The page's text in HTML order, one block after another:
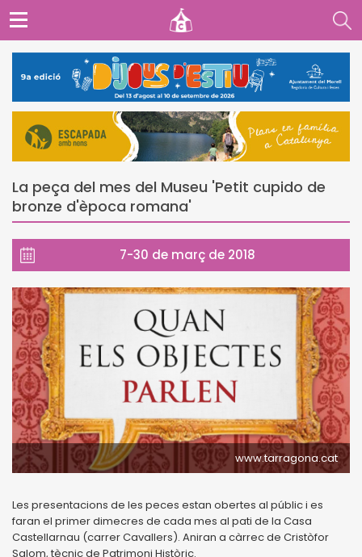
La peça del mes del Museu 'Petit cupido de
bronze d'època romana'
7-30 de març de 2018
www.tarragona.cat
Les presentacions de les peces estan obertes al públic i es
faran el primer dimecres de cada mes al pati de la Casa
Castellarnau (carrer Cavallers). Aniran a càrrec de Cristòfor
Salom, tècnic de Patrimoni Històric.